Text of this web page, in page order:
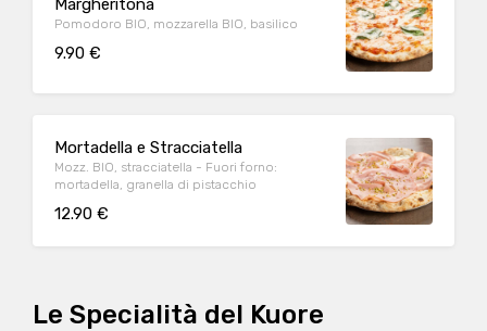
Pomodoro BIO, mozzarella BIO, basilico
9.90 €
Mortadella e Stracciatella
Mozz. BIO, stracciatella - Fuori forno:
mortadella, granella di pistacchio
12.90 €
Le Specialità del Kuore